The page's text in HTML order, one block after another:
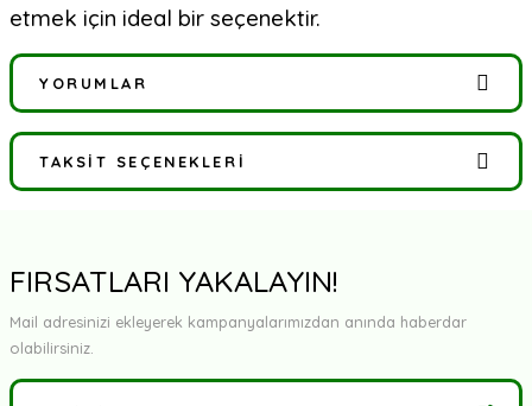
etmek için ideal bir seçenektir.
YORUMLAR
Bu ürüne ilk yorumu siz yapın!
TAKSIT SEÇENEKLERI
FIRSATLARI YAKALAYIN!
Mail adresinizi ekleyerek kampanyalarımızdan anında haberdar
olabilirsiniz.